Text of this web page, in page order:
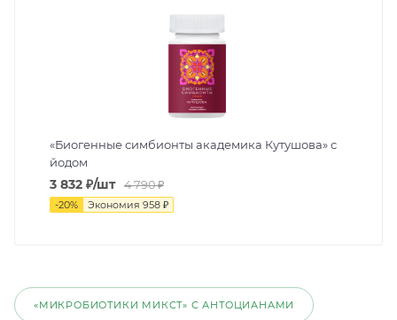
«Биогенные симбионты академика Кутушова» с
йодом
3 832₽/шт 4 790₽
-20% Экономия 958₽
«МИКРОБИОТИКИ МИКСТ» С АНТОЦИАНАМИ